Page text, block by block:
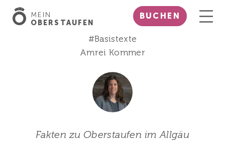
MEIN
OBERSTAUFEN
BUCHEN
#Basistexte
Amrei Kommer
Fakten zu Oberstaufen im Allgäu